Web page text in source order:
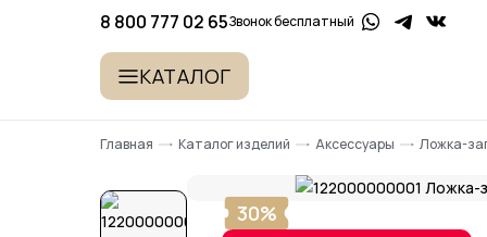
8 800 777 02 65Звонок бесплатный
КАТАЛОГ
Главная Каталог изделий Аксессуары Ложка-
30%